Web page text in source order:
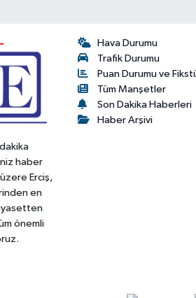
haber
Erciş,
en
önemli
Hava Durumu
Trafik Durumu
Puan Durumu ve
Tüm Manşetler
Son Dakika Haberleri
Haber Arşivi